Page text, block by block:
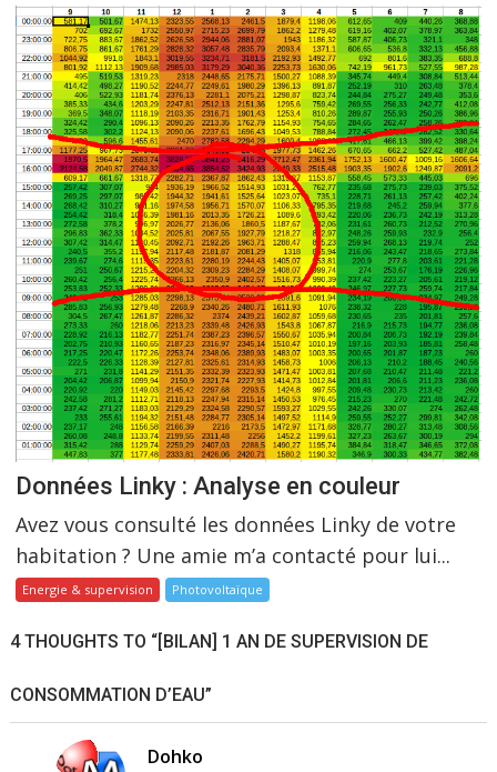
Données Linky : Analyse en couleur
Avez vous consulté les données Linky de votre
habitation ? Une amie m’a contacté pour lui...
Energie & supervision Photovoltaïque
4 THOUGHTS TO “[BILAN] 1 AN DE SUPERVISION DE
CONSOMMATION D’EAU”
Dohko